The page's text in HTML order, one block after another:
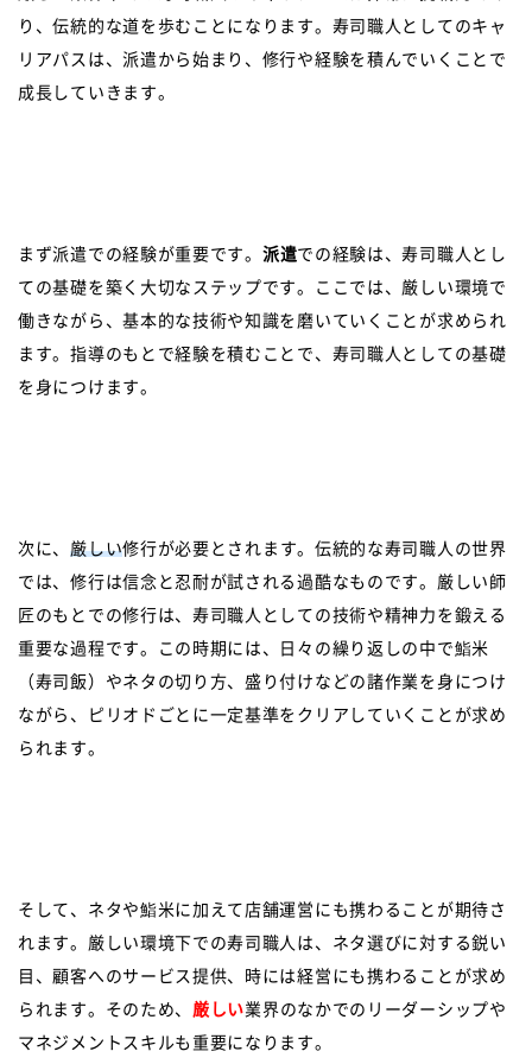
り、伝統的な道を歩むことになります。寿司職人としてのキャ
リアパスは、派遣から始まり、修行や経験を積んでいくことで
成長していきます。
まず派遣での経験が重要です。 派遣での経験は、寿司職人とし
ての基礎を築く大切なステップです。ここでは、厳しい環境で
働きながら、基本的な技術や知識を磨いていくことが求められ
ます。指導のもとで経験を積むことで、寿司職人としての基礎
を身につけます。
次に、厳しい修行が必要とされます。伝統的な寿司職人の世界
では、修行は信念と忍耐が試される過酷なものです。厳しい師
匠のもとでの修行は、寿司職人としての技術や精神力を鍛える
重要な過程です。この時期には、日々の繰り返しの中で鮨米
（寿司飯）やネタの切り方、盛り付けなどの諸作業を身につけ
ながら、ピリオドごとに一定基準をクリアしていくことが求め
られます。
そして、ネタや鮨米に加えて店舗運営にも携わることが期待さ
れます。厳しい環境下での寿司職人は、ネタ選びに対する鋭い
目、顧客へのサービス提供、時には経営にも携わることが求め
られます。そのため、 厳しい業界のなかでのリーダーシップや
マネジメントスキルも重要になります。